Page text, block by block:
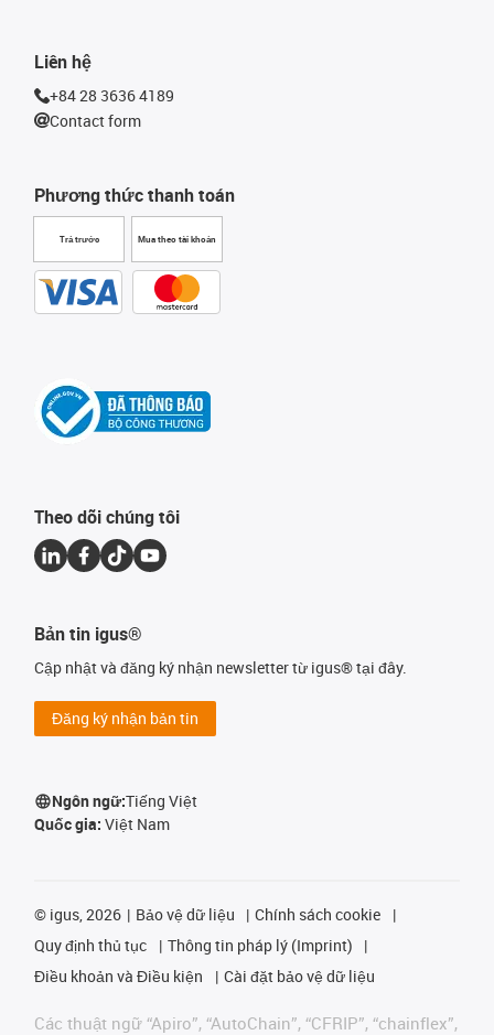
Phương thức thanh toán
Trả trước Mua theo tài khoản
Liên hệ
+84 28 3636 4189
Contact form
Theo dõi chúng tôi
Bản tin igus®
Cập nhật và đăng ký nhận newsletter từ igus® tại đây.
Đăng ký nhận bản tin
Ngôn ngữ:Tiếng Việt
Quốc gia: Việt Nam
© igus, 2026 Bảo vệ dữ liệu
Chính sách cookie
Quy định thủ tục
Thông tin pháp lý (Imprint)
Điều khoản và Điều kiện
Cài đặt bảo vệ dữ liệu
Các thuật ngữ “Apiro”, “AutoChain”, “CFRIP”, “chainflex”,